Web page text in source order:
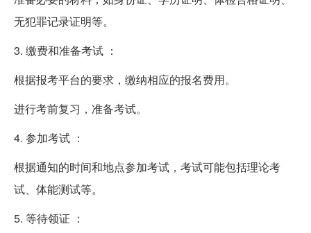
无犯罪记录证明等。
3. 缴费和准备考试 ：
根据报考平台的要求，缴纳相应的报名费用。
进行考前复习，准备考试。
4. 参加考试 ：
根据通知的时间和地点参加考试，考试可能包括理论考
试、体能测试等。
5. 等待领证 ：